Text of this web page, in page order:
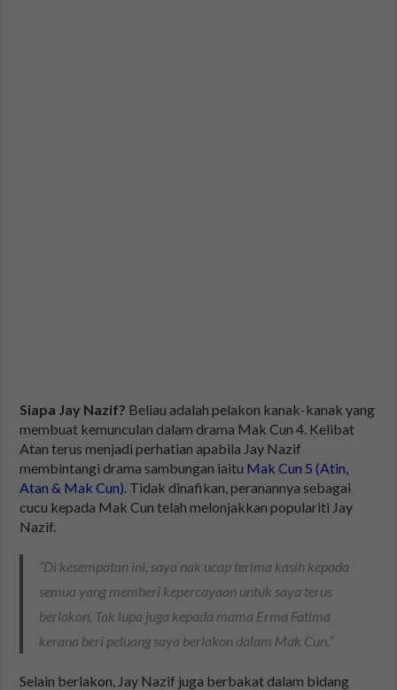
Siapa Jay Nazif? Beliau adalah pelakon kanak-kanak yang
membuat kemunculan dalam drama Mak Cun 4. Kelibat
Atan terus menjadi perhatian apabila Jay Nazif
membintangi drama sambungan iaitu Mak Cun 5 (Atin,
Atan & Mak Cun) . Tidak dinafikan, peranannya sebagai
cucu kepada Mak Cun telah melonjakkan populariti Jay
Nazif.
“Di kesempatan ini, saya nak ucap terima kasih kepada
semua yang memberi kepercayaan untuk saya terus
berlakon. Tak lupa juga kepada mama Erma Fatima
kerana beri peluang saya berlakon dalam Mak Cun.”
Selain berlakon, Jay Nazif juga berbakat dalam bidang